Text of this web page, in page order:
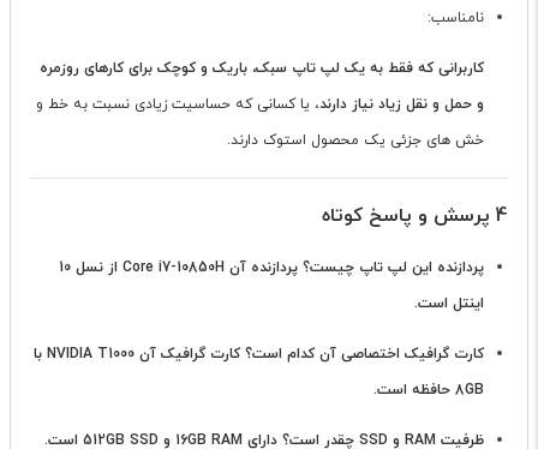
نامناسب:
کاربرانی که فقط به یک لپ تاپ سبک، باریک و کوچک برای کارهای روزمره
و حمل و نقل زیاد نیاز دارند، یا کسانی که حساسیت زیادی نسبت به خط و
خش های جزئی یک محصول استوک دارند.
4 پرسش و پاسخ کوتاه
پردازنده این لپ تاپ چیست؟
پردازنده آن Core i7-10850H از نسل 10
اینتل است.
کارت گرافیک اختصاصی آن کدام است؟
کارت گرافیک آن NVIDIA T1000 با
8GB حافظه است.
ظرفیت RAM و SSD چقدر است؟ دارای 16GB RAM و 512GB SSD است.